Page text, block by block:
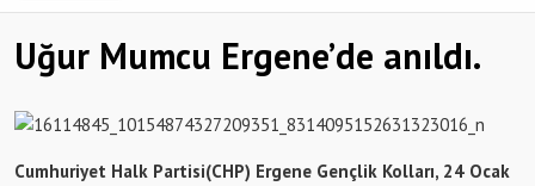
Uğur Mumcu Ergene’de anıldı.
Cumhuriyet Halk Partisi(CHP) Ergene Gençlik Kolları, 24 Ocak